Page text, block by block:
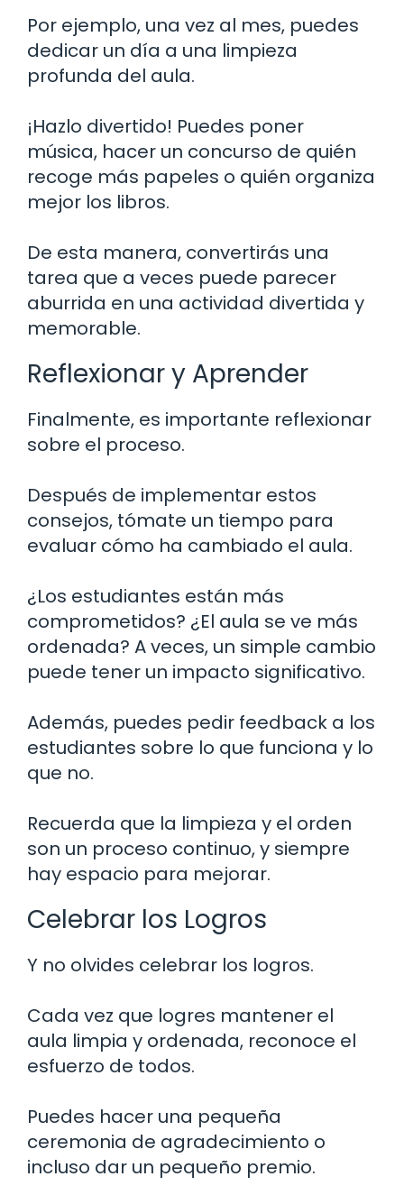
Por ejemplo, una vez al mes, puedes
dedicar un día a una limpieza
profunda del aula.
¡Hazlo divertido! Puedes poner
música, hacer un concurso de quién
recoge más papeles o quién organiza
mejor los libros.
De esta manera, convertirás una
tarea que a veces puede parecer
aburrida en una actividad divertida y
memorable.
Reflexionar y Aprender
Finalmente, es importante reflexionar
sobre el proceso.
Después de implementar estos
consejos, tómate un tiempo para
evaluar cómo ha cambiado el aula.
¿Los estudiantes están más
comprometidos? ¿El aula se ve más
ordenada? A veces, un simple cambio
puede tener un impacto significativo.
Además, puedes pedir feedback a los
estudiantes sobre lo que funciona y lo
que no.
Recuerda que la limpieza y el orden
son un proceso continuo, y siempre
hay espacio para mejorar.
Celebrar los Logros
Y no olvides celebrar los logros.
Cada vez que logres mantener el
aula limpia y ordenada, reconoce el
esfuerzo de todos.
Puedes hacer una pequeña
ceremonia de agradecimiento o
incluso dar un pequeño premio.